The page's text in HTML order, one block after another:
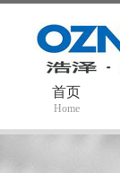
首页
Home